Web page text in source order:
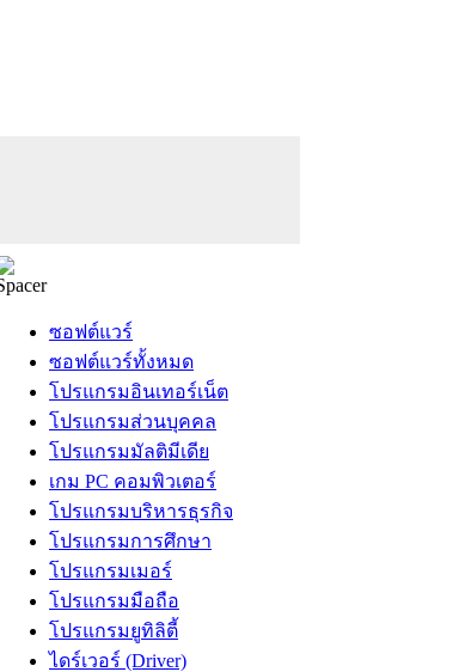
ซอฟต์แวร์
ซอฟต์แวร์ทั้งหมด
โปรแกรมอินเทอร์เน็ต
โปรแกรมส่วนบุคคล
โปรแกรมมัลติมีเดีย
เกม PC คอมพิวเตอร์
โปรแกรมบริหารธุรกิจ
โปรแกรมการศึกษา
โปรแกรมเมอร์
โปรแกรมมือถือ
โปรแกรมยูทิลิตี้
ไดร์เวอร์ (Driver)